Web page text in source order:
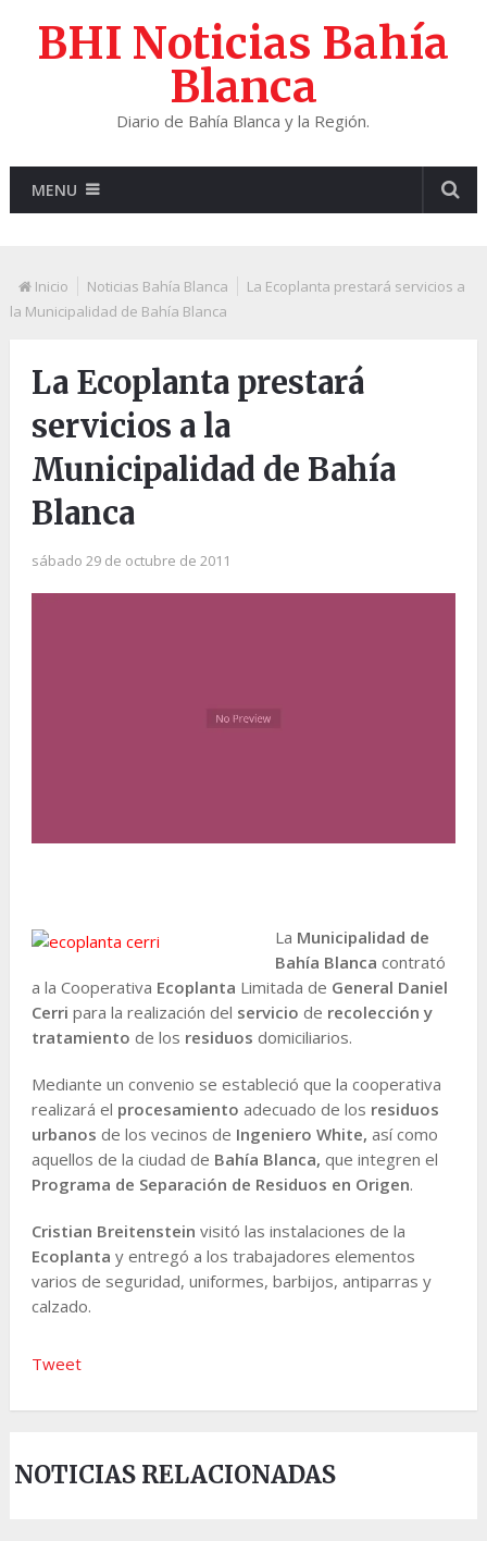
BHI Noticias Bahía
Blanca
Diario de Bahía Blanca y la Región.
MENU
Inicio Noticias Bahía Blanca
La Ecoplanta prestará servicios a
la Municipalidad de Bahía Blanca
La Ecoplanta prestará
servicios a la
Municipalidad de Bahía
Blanca
sábado 29 de octubre de 2011
La Municipalidad de
Bahía Blanca contrató
a la Cooperativa Ecoplanta Limitada de General Daniel
Cerri para la realización del servicio de recolección y
tratamiento de los residuos domiciliarios.
Mediante un convenio se estableció que la cooperativa
realizará el procesamiento adecuado de los residuos
urbanos de los vecinos de Ingeniero White, así como
aquellos de la ciudad de Bahía Blanca, que integren el
Programa de Separación de Residuos en Origen.
Cristian Breitenstein visitó las instalaciones de la
Ecoplanta y entregó a los trabajadores elementos
varios de seguridad, uniformes, barbijos, antiparras y
calzado.
Tweet
NOTICIAS RELACIONADAS